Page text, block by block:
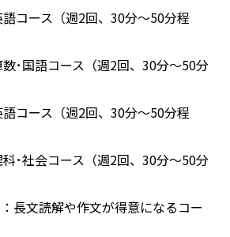
コース（週2回、30分～50分程
･国語コース（週2回、30分～50分
コース（週2回、30分～50分程
･社会コース（週2回、30分～50分
長文読解や作文が得意になるコー